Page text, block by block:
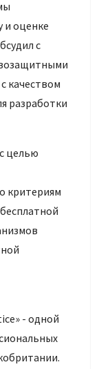
и оценке
с
качеством
разработки
целью
критериям
- одной